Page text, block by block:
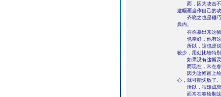
而，因为攻击不
这幅画当作自己的
齐晓之也是碰巧
典内。
在临摹出来这幅
也幸好，他有这
所以，这也是说
较少，用处比较特
如果没有这幅灵
而现在，常在春
因为这幅画上绘
心，就可能失败了。
所以，很难成就
而常在春绘制这